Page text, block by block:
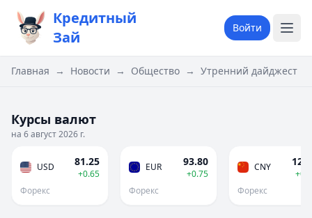
Кредитный
Зай
Войти
Главная → Новости → Общество → Утренний дайджест
Курсы валют
на 6 август 2026 г.
USD 81.25
+0.65
Форекс
EUR 93.80
+0.75
Форекс
CNY
Форекс